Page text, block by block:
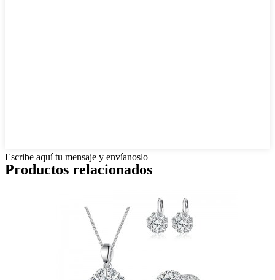
Escribe aquí tu mensaje y envíanoslo
Productos relacionados